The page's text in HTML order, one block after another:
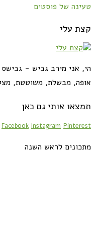
טעינה של פוסטים
קצת עלי
הי, אני מירב גביש - גבישס
אופה, מבשלת, משוטטת,
תמצאו אותי גם כאן
Facebook Instagram Pinterest
מתכונים לראש השנה